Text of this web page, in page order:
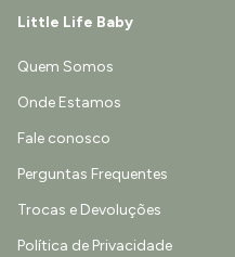
Little Life Baby
Quem Somos
Onde Estamos
Fale conosco
Perguntas Frequentes
Trocas e Devoluções
Política de Privacidade